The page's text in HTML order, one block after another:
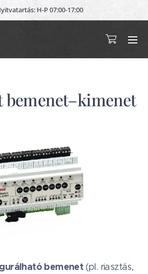
H-P 07:00-17:00
bemenet–kimenet
bemenet(pl. riasztás,